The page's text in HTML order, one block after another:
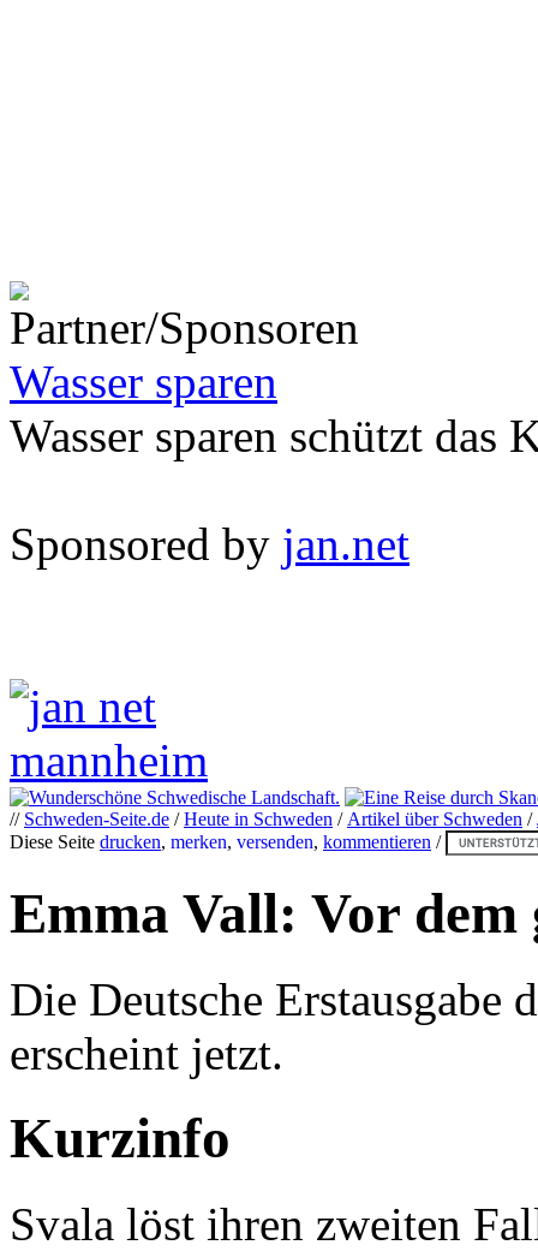
Wasser sparen
Wasser sparen schützt das
Sponsored by jan.net
// Schweden-Seite.de /Heute in Schweden / Artikel über Schweden /
Diese Seite drucken, merken, versenden, kommentieren /
Emma Vall: Vor
Die Deutsche Erstausgabe
erscheint jetzt.
Kurzinfo
Svala löst ihren zweiten